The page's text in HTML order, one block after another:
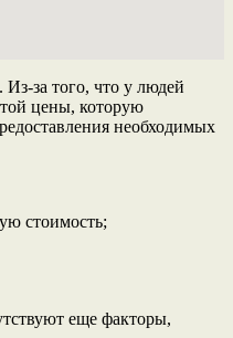
за того, что у людей
той цены, которую
необходимых
стоимость;
еще факторы,